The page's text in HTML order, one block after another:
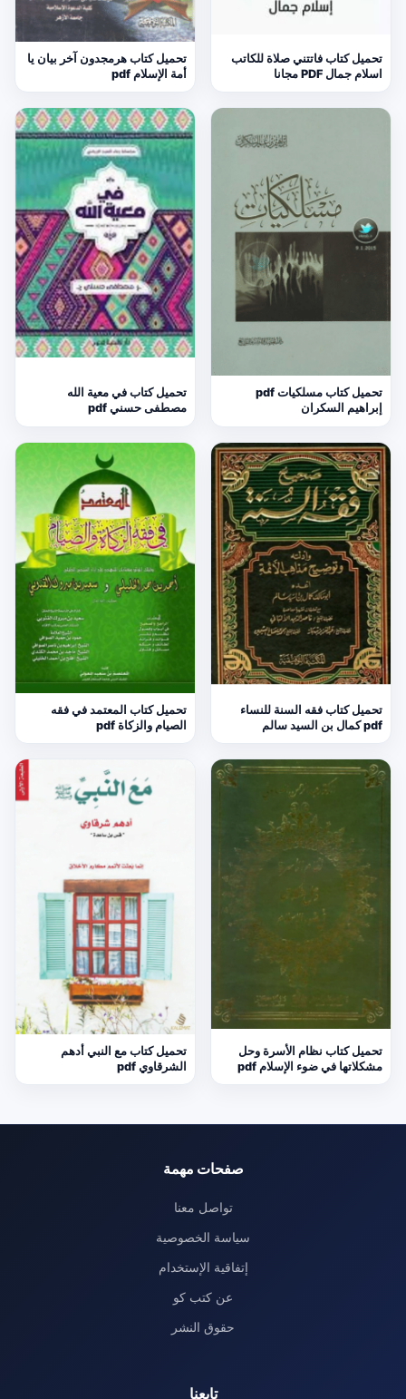
تحميل كتاب فاتتني صلاة للكاتب
اسلام جمال PDF مجانا
تحميل كتاب هرمجدون آخر بيان يا
أمة الإسلام pdf
تحميل كتاب مسلكيات pdf
إبراهيم السكران
تحميل كتاب في معية الله
مصطفى حسني pdf
تحميل كتاب فقه السنة للنساء
pdf كمال بن السيد سالم
تحميل كتاب المعتمد في فقه
الصيام والزكاة pdf
تحميل كتاب نظام الأسرة وحل
مشكلاتها في ضوء الإسلام pdf
تحميل كتاب مع النبي أدهم
الشرقاوي pdf
صفحات مهمة
تواصل معنا
سياسة الخصوصية
إتفاقية الإستخدام
عن كتب كو
حقوق النشر
تابعنا